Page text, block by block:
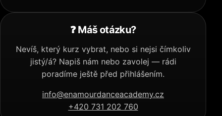
❓ Máš otázku?
Nevíš, který kurz vybrat, nebo si nejsi čímkoliv
jistý/á? Napiš nám nebo zavolej — rádi
poradíme ještě před přihlášením.
info@enamourdanceacademy.cz
+420 731 202 760